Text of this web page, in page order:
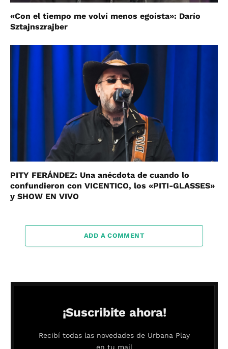
«Con el tiempo me volví menos egoísta»: Darío
Sztajnszrajber
PITY FERÁNDEZ: Una anécdota de cuando lo
confundieron con VICENTICO, los «PITI-GLASSES»
y SHOW EN VIVO
ADD A COMMENT
¡Suscribite ahora!
Recibí todas las novedades de Urbana Play
en tu mail